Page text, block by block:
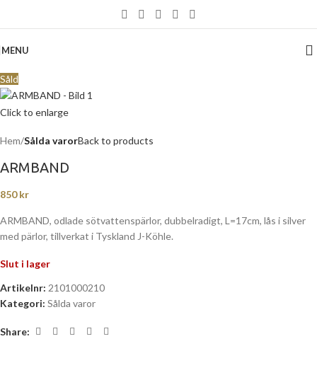
MENU
Såld
Click to enlarge
Hem Sålda varorBack to products
ARMBAND
850kr
ARMBAND, odlade sötvattenspärlor, dubbelradigt, L=17cm, lås i silver
med pärlor, tillverkat i Tyskland J-Köhle.
Slut i lager
Artikelnr: 2101000210
Kategori: Sålda varor
Share: